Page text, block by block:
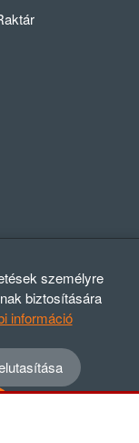
Kft.
nyilatkozat
személyre
biztosítására
információ